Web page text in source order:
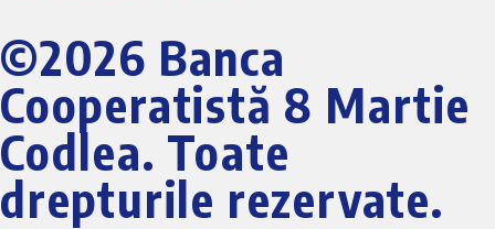
©2026 Banca
Cooperatistă 8 Martie
Codlea. Toate
drepturile rezervate.